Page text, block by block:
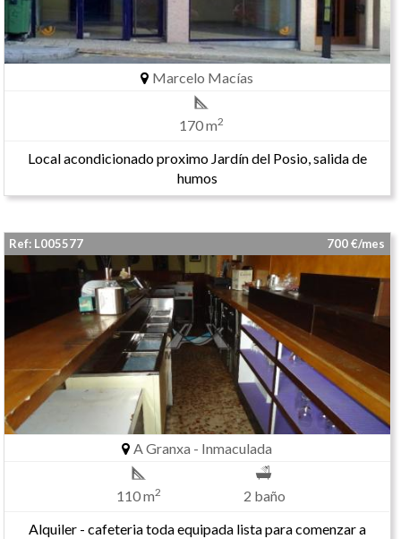
Marcelo Macías
170 m2
Local acondicionado proximo Jardín del Posio, salida de
humos
Ref: L005577 700 €/mes
A Granxa - Inmaculada
110 m2
2 baño
Alquiler - cafeteria toda equipada lista para comenzar a